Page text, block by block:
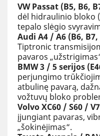
VW Passat (B5, B6,
dėl hidraulinio bloko
tepalo slėgio
Audi A4 / A6 (B6, B7,
Tiptronic
pavaros
BMW 3 / 5 serijos
perjungimo
atbulinę pavarą,
vožtuvų bloko
Volvo XC60 / S60 /
įjungiant pavaras,
„šokinėjimas“.